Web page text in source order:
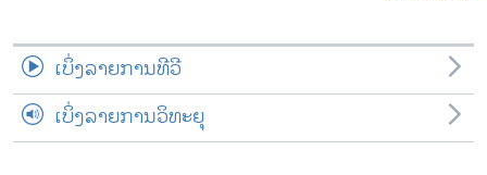
ເບິ່ງລາຍການທີວີ
ເບິ່ງລາຍການວິທະຍຸ